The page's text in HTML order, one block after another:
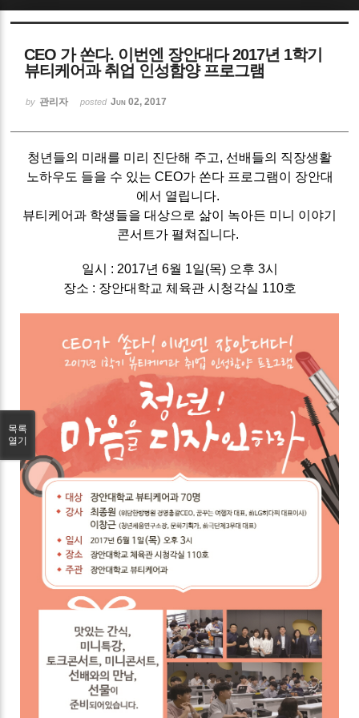
CEO 가 쏜다. 이번엔 장안대다 2017년 1학기
뷰티케어과 취업 인성함양 프로그램
by 관리자 posted Jun 02, 2017
청년들의 미래를 미리 진단해 주고, 선배들의 직장생활
노하우도 들을 수 있는 CEO가 쏜다 프로그램이 장안대
에서 열립니다.
뷰티케어과 학생들을 대상으로 삶이 녹아든 미니 이야기
콘서트가 펼쳐집니다.
일시 : 2017년 6월 1일(목) 오후 3시
장소 : 장안대학교 체육관 시청각실 110호
목록
열기
Sketchbook5, 스케치북5
Sketchbook5, 스케치북5